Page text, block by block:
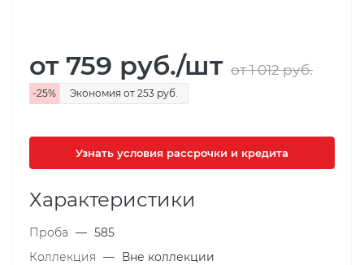
от 759 руб./шт от 1 012руб.
-25% Экономия от 253 руб.
Узнать условия рассрочки и кредита
Характеристики
Проба — 585
Коллекция — Вне коллекции